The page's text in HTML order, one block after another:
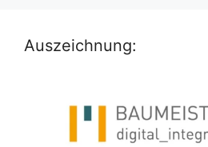
Auszeichnung: